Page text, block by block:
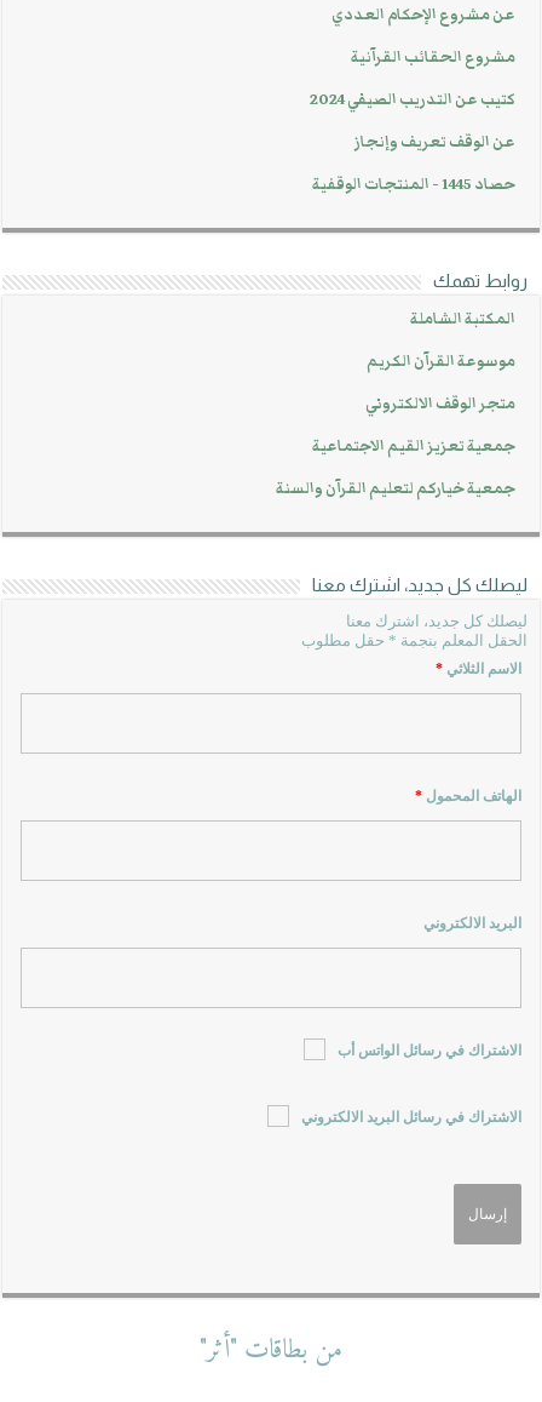
عن مشروع الإحكام العددي
مشروع الحقائب القرآنية
كتيب عن التدريب الصيفي 2024
عن الوقف تعريف وإنجاز
حصاد 1445 - المنتجات الوقفية
روابط تهمك
المكتبة الشاملة
موسوعة القرآن الكريم
متجر الوقف الالكتروني
جمعية تعزيز القيم الاجتماعية
جمعية خياركم لتعليم القرآن والسنة
ليصلك كل جديد، اشترك معنا
ليصلك كل جديد، اشترك معنا
الحقل المعلم بنجمة * حقل مطلوب
الاسم الثلاثي*
الهاتف المحمول*
البريد الالكتروني
الاشتراك في رسائل الواتس أب
الاشتراك في رسائل البريد الالكتروني
من بطاقات "أثر"